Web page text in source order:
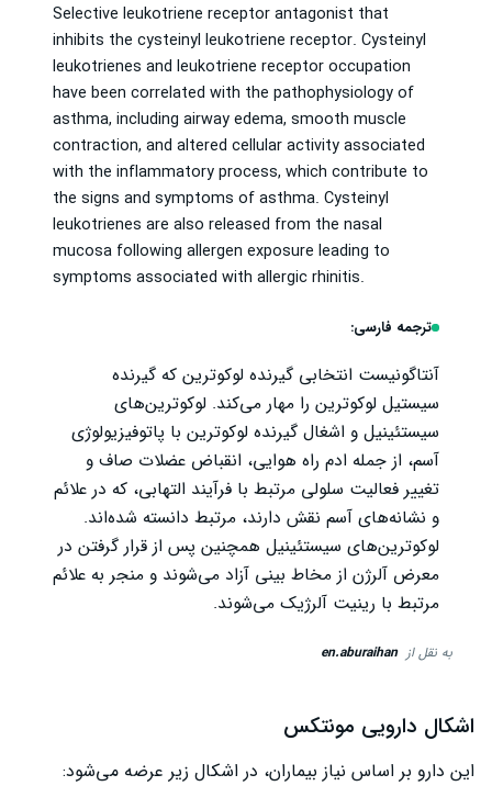
Selective leukotriene receptor antagonist that
inhibits the cysteinyl leukotriene receptor. Cysteinyl
leukotrienes and leukotriene receptor occupation
have been correlated with the pathophysiology of
asthma, including airway edema, smooth muscle
contraction, and altered cellular activity associated
with the inflammatory process, which contribute to
the signs and symptoms of asthma. Cysteinyl
leukotrienes are also released from the nasal
mucosa following allergen exposure leading to
symptoms associated with allergic rhinitis.
ترجمه فارسی:
آنتاگونیست انتخابی گیرنده لوکوترین که گیرنده
سیستیل لوکوترین را مهار می‌کند. لوکوترین‌های
سیستئینیل و اشغال گیرنده لوکوترین با پاتوفیزیولوژی
آسم، از جمله ادم راه هوایی، انقباض عضلات صاف و
تغییر فعالیت سلولی مرتبط با فرآیند التهابی، که در علائم
و نشانه‌های آسم نقش دارند، مرتبط دانسته شده‌اند.
لوکوترین‌های سیستئینیل همچنین پس از قرار گرفتن در
معرض آلرژن از مخاط بینی آزاد می‌شوند و منجر به علائم
مرتبط با رینیت آلرژیک می‌شوند.
به نقل از en.aburaihan
اشکال دارویی مونتکس
این دارو بر اساس نیاز بیماران، در اشکال زیر عرضه می‌شود: